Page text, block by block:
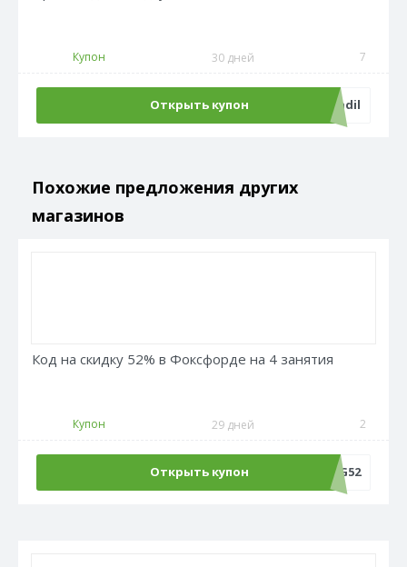
Купон 30 дней 7
Открыть купон pikadil
Похожие предложения других
магазинов
Код на скидку 52% в Фоксфорде на 4 занятия
Купон 29 дней 2
Открыть купон LANG52